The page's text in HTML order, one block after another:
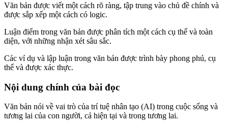
Văn bản được viết một cách rõ ràng, tập trung vào chủ đề chính và
được sắp xếp một cách có logic.
Luận điểm trong văn bản được phân tích một cách cụ thể và toàn
diện, với những nhận xét sâu sắc.
Các ví dụ và lập luận trong văn bản được trình bày phong phú, cụ
thể và được xác thực.
Nội dung chính của bài đọc
Văn bản nói về vai trò của trí tuệ nhân tạo (AI) trong cuộc sống và
tương lai của con người, cả hiện tại và trong tương lai.